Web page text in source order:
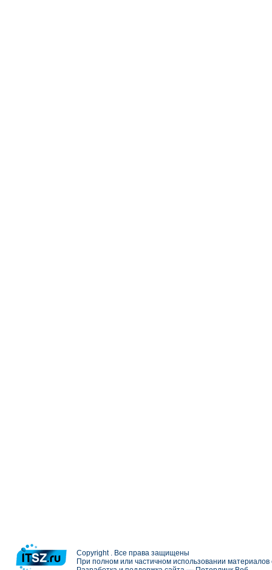
Copyright . Все права защищены
При полном или частичном использовании